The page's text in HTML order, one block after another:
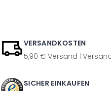
VERSANDKOSTEN
5,90 € Versand |
SICHER EINKAUFEN